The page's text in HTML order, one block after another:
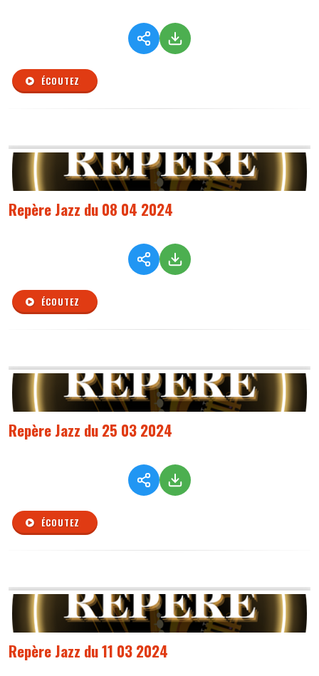
ÉCOUTEZ
Repère Jazz du 08 04 2024
ÉCOUTEZ
Repère Jazz du 25 03 2024
ÉCOUTEZ
Repère Jazz du 11 03 2024